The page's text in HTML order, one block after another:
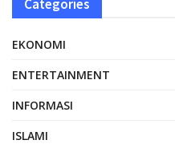
Categories
EKONOMI
ENTERTAINMENT
INFORMASI
ISLAMI